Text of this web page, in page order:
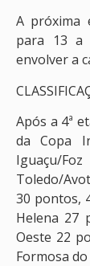
A próxima
para 13 a
envolver a
Após a 4ª
da Copa
Iguaçu/
Toledo/
30 pontos,
Helena 27
Oeste 22
Formosa